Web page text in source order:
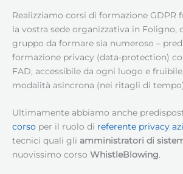
Realizziamo corsi di formazione GDPR
la vostra sede organizzativa in Foligno,
gruppo da formare sia numeroso –
formazione privacy (data-protection)
FAD, accessibile da ogni luogo e
modalità asincrona (nei ritagli di
Ultimamente abbiamo anche
corso per il ruolo di referente privacy
tecnici quali gli amministratori di
nuovissimo corso WhistleBlowing.